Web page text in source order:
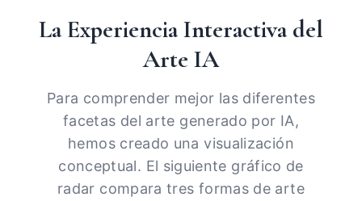
La Experiencia Interactiva del
Arte IA
Para comprender mejor las diferentes
facetas del arte generado por IA,
hemos creado una visualización
conceptual. El siguiente gráfico de
radar compara tres formas de arte